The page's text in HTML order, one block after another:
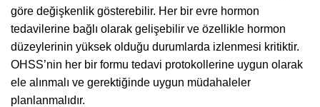
göre değişkenlik gösterebilir. Her bir evre hormon
tedavilerine bağlı olarak gelişebilir ve özellikle hormon
düzeylerinin yüksek olduğu durumlarda izlenmesi kritiktir.
OHSS’nin her bir formu tedavi protokollerine uygun olarak
ele alınmalı ve gerektiğinde uygun müdahaleler
planlanmalıdır.